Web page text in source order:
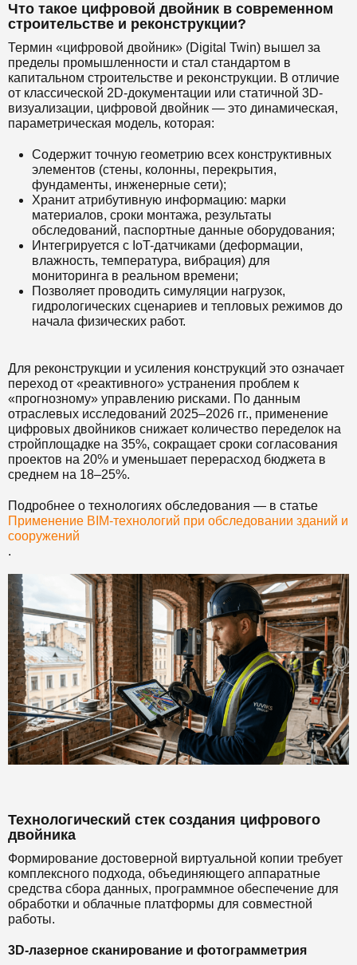
Что такое цифровой двойник в современном
строительстве и реконструкции?
Термин «цифровой двойник» (Digital Twin) вышел за
пределы промышленности и стал стандартом в
капитальном строительстве и реконструкции. В отличие
от классической 2D-документации или статичной 3D-
визуализации, цифровой двойник — это динамическая,
параметрическая модель, которая:
Содержит точную геометрию всех конструктивных
элементов (стены, колонны, перекрытия,
фундаменты, инженерные сети);
Хранит атрибутивную информацию: марки
материалов, сроки монтажа, результаты
обследований, паспортные данные оборудования;
Интегрируется с IoT-датчиками (деформации,
влажность, температура, вибрация) для
мониторинга в реальном времени;
Позволяет проводить симуляции нагрузок,
гидрологических сценариев и тепловых режимов до
начала физических работ.
Для реконструкции и усиления конструкций это означает
переход от «реактивного» устранения проблем к
«прогнозному» управлению рисками. По данным
отраслевых исследований 2025–2026 гг., применение
цифровых двойников снижает количество переделок на
стройплощадке на 35%, сокращает сроки согласования
проектов на 20% и уменьшает перерасход бюджета в
среднем на 18–25%.
Подробнее о технологиях обследования — в статье
Применение BIM-технологий при обследовании зданий и
сооружений
.
Технологический стек создания цифрового
двойника
Формирование достоверной виртуальной копии требует
комплексного подхода, объединяющего аппаратные
средства сбора данных, программное обеспечение для
обработки и облачные платформы для совместной
работы.
3D-лазерное сканирование и фотограмметрия